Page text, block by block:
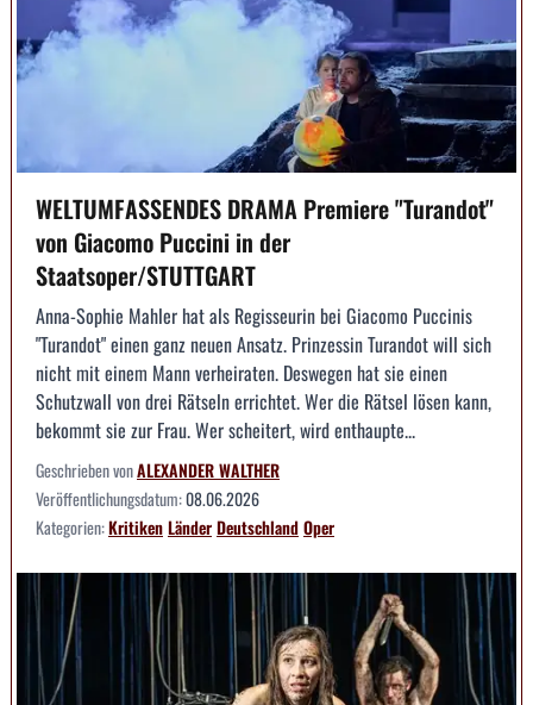
WELTUMFASSENDES DRAMA Premiere "Turandot"
von Giacomo Puccini in der
Staatsoper/STUTTGART
Anna-Sophie Mahler hat als Regisseurin bei Giacomo Puccinis
"Turandot" einen ganz neuen Ansatz. Prinzessin Turandot will sich
nicht mit einem Mann verheiraten. Deswegen hat sie einen
Schutzwall von drei Rätseln errichtet. Wer die Rätsel lösen kann,
bekommt sie zur Frau. Wer scheitert, wird enthaupte...
Geschrieben vonALEXANDER WALTHER
Veröffentlichungsdatum:08.06.2026
Kategorien:KritikenLänderDeutschlandOper